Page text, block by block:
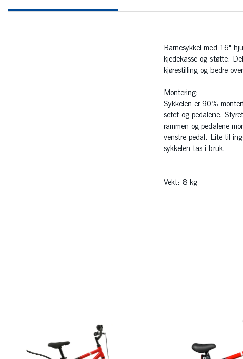
Barnesykkel med 16"
kjedekasse og støtte.
kjørestilling og bedre
Montering:
Sykkelen er 90%
setet og pedalene.
rammen og pedalene
venstre pedal. Lite til
sykkelen tas i bruk.
Vekt: 8 kg